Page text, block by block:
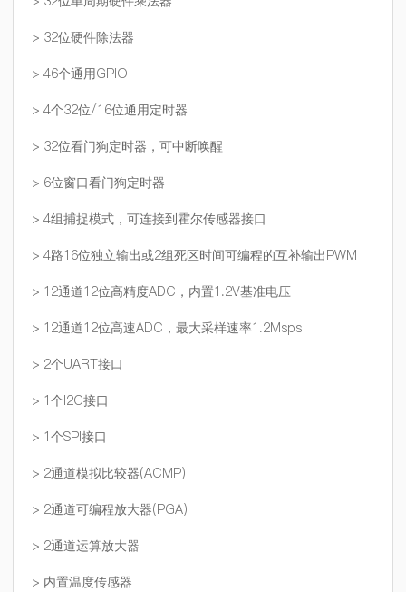
> 32位硬件除法器
> 46个通用GPIO
> 4个32位/16位通用定时器
> 32位看门狗定时器，可中断唤醒
> 6位窗口看门狗定时器
> 4组捕捉模式，可连接到霍尔传感器接口
> 4路16位独立输出或2组死区时间可编程的互补输出PWM
> 12通道12位高精度ADC，内置1.2V基准电压
> 12通道12位高速ADC，最大采样速率1.2Msps
> 2个UART接口
> 1个I2C接口
> 1个SPI接口
> 2通道模拟比较器(ACMP)
> 2通道可编程放大器(PGA)
> 2通道运算放大器
> 内置温度传感器